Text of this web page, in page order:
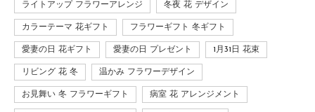
ライトアップ フラワーアレンジ 冬夜 花 デザイン
カラーテーマ 花ギフト フラワーギフト 冬ギフト
愛妻の日 花ギフト 愛妻の日 プレゼント 1月31日 花束
リビング 花 冬 温かみ フラワーデザイン
お見舞い 冬 フラワーギフト 病室 花 アレンジメント